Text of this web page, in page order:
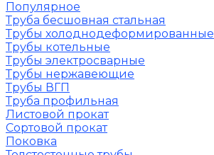
Популярное
Труба бесшовная стальная
Трубы холоднодеформированные
Трубы котельные
Трубы электросварные
Трубы нержавеющие
Трубы ВГП
Труба профильная
Листовой прокат
Сортовой прокат
Поковка